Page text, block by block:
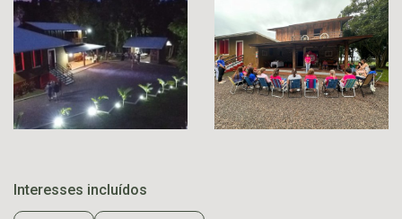
Interesses incluídos